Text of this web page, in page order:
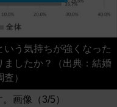
いう気持ちが強くなった
ましたか？（出典：結婚
）
画像（3/5）